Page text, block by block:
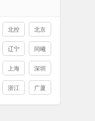
北控 北京
辽宁 同曦
上海 深圳
浙江 广厦